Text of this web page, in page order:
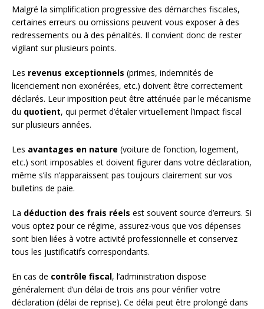
Malgré la simplification progressive des démarches fiscales,
certaines erreurs ou omissions peuvent vous exposer à des
redressements ou à des pénalités. Il convient donc de rester
vigilant sur plusieurs points.
Les revenus exceptionnels (primes, indemnités de
licenciement non exonérées, etc.) doivent être correctement
déclarés. Leur imposition peut être atténuée par le mécanisme
du quotient, qui permet d’étaler virtuellement l’impact fiscal
sur plusieurs années.
Les avantages en nature (voiture de fonction, logement,
etc.) sont imposables et doivent figurer dans votre déclaration,
même s’ils n’apparaissent pas toujours clairement sur vos
bulletins de paie.
La déduction des frais réels est souvent source d’erreurs. Si
vous optez pour ce régime, assurez-vous que vos dépenses
sont bien liées à votre activité professionnelle et conservez
tous les justificatifs correspondants.
En cas de contrôle fiscal, l’administration dispose
généralement d’un délai de trois ans pour vérifier votre
déclaration (délai de reprise). Ce délai peut être prolongé dans